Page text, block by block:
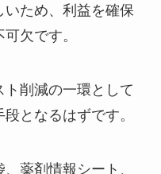
いため、利益を確保
欠です。
削減の一環として
となるはずです。
薬剤情報シート、